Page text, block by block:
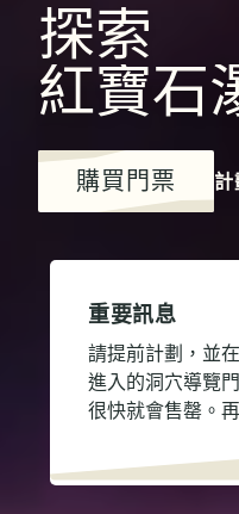
探索
紅寶石
購買門票 計
重要訊息
請提前計劃，並
進入的洞穴導覽
很快就會售罄。